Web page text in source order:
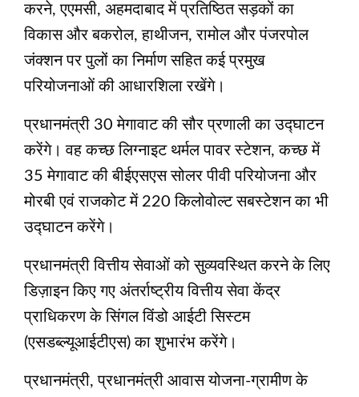
करने, एएमसी, अहमदाबाद में प्रतिष्ठित सड़कों का
विकास और बकरोल, हाथीजन, रामोल और पंजरपोल
जंक्शन पर पुलों का निर्माण सहित कई प्रमुख
परियोजनाओं की आधारशिला रखेंगे।
प्रधानमंत्री 30 मेगावाट की सौर प्रणाली का उद्घाटन
करेंगे। वह कच्छ लिग्नाइट थर्मल पावर स्टेशन, कच्छ में
35 मेगावाट की बीईएसएस सोलर पीवी परियोजना और
मोरबी एवं राजकोट में 220 किलोवोल्ट सबस्टेशन का भी
उद्घाटन करेंगे।
प्रधानमंत्री वित्तीय सेवाओं को सुव्यवस्थित करने के लिए
डिज़ाइन किए गए अंतर्राष्ट्रीय वित्तीय सेवा केंद्र
प्राधिकरण के सिंगल विंडो आईटी सिस्टम
(एसडब्ल्यूआईटीएस) का शुभारंभ करेंगे।
प्रधानमंत्री, प्रधानमंत्री आवास योजना-ग्रामीण के